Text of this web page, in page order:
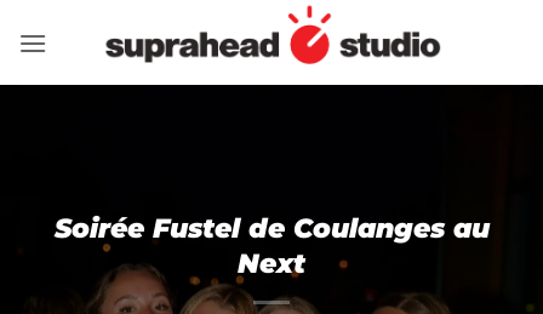
au
Soirée Fustel de Coulanges au
Next